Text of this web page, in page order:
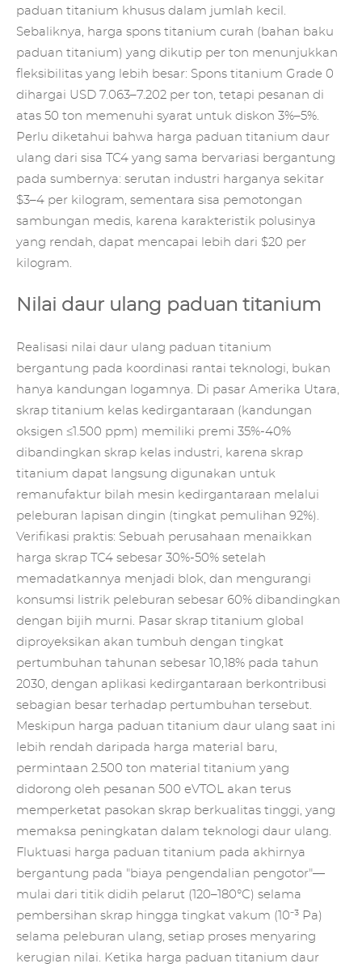
paduan titanium khusus dalam jumlah kecil.
Sebaliknya, harga spons titanium curah (bahan baku
paduan titanium) yang dikutip per ton menunjukkan
fleksibilitas yang lebih besar: Spons titanium Grade 0
dihargai USD 7.063–7.202 per ton, tetapi pesanan di
atas 50 ton memenuhi syarat untuk diskon 3%–5%.
Perlu diketahui bahwa harga paduan titanium daur
ulang dari sisa TC4 yang sama bervariasi bergantung
pada sumbernya: serutan industri harganya sekitar
$3–4 per kilogram, sementara sisa pemotongan
sambungan medis, karena karakteristik polusinya
yang rendah, dapat mencapai lebih dari $20 per
kilogram.
Nilai daur ulang paduan titanium
Realisasi nilai daur ulang paduan titanium
bergantung pada koordinasi rantai teknologi, bukan
hanya kandungan logamnya. Di pasar Amerika Utara,
skrap titanium kelas kedirgantaraan (kandungan
oksigen ≤1.500 ppm) memiliki premi 35%-40%
dibandingkan skrap kelas industri, karena skrap
titanium dapat langsung digunakan untuk
remanufaktur bilah mesin kedirgantaraan melalui
peleburan lapisan dingin (tingkat pemulihan 92%).
Verifikasi praktis: Sebuah perusahaan menaikkan
harga skrap TC4 sebesar 30%-50% setelah
memadatkannya menjadi blok, dan mengurangi
konsumsi listrik peleburan sebesar 60% dibandingkan
dengan bijih murni. Pasar skrap titanium global
diproyeksikan akan tumbuh dengan tingkat
pertumbuhan tahunan sebesar 10,18% pada tahun
2030, dengan aplikasi kedirgantaraan berkontribusi
sebagian besar terhadap pertumbuhan tersebut.
Meskipun harga paduan titanium daur ulang saat ini
lebih rendah daripada harga material baru,
permintaan 2.500 ton material titanium yang
didorong oleh pesanan 500 eVTOL akan terus
memperketat pasokan skrap berkualitas tinggi, yang
memaksa peningkatan dalam teknologi daur ulang.
Fluktuasi harga paduan titanium pada akhirnya
bergantung pada "biaya pengendalian pengotor"—
mulai dari titik didih pelarut (120–180°C) selama
pembersihan skrap hingga tingkat vakum (10⁻³ Pa)
selama peleburan ulang, setiap proses menyaring
kerugian nilai. Ketika harga paduan titanium daur